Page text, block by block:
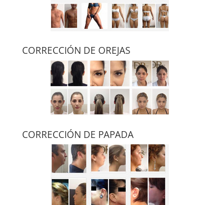
CORRECCIÓN DE OREJAS
CORRECCIÓN DE PAPADA